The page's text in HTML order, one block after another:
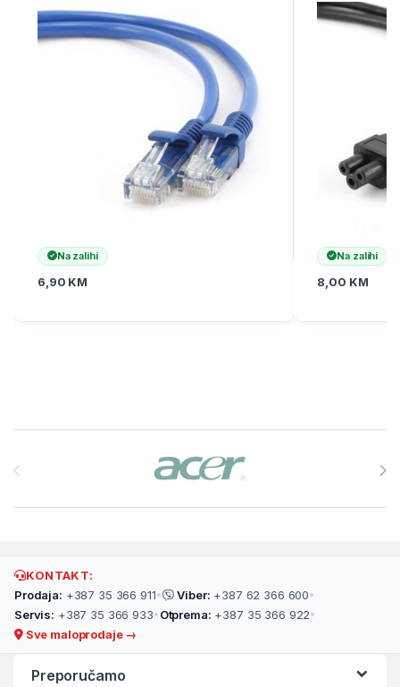
Na zalihi
6,90 KM
Na zalihi
8,00 KM
KONTAKT:
Prodaja: +387 35 366 911• Viber: +387 62 366 600•
Servis: +387 35 366 933• Otprema: +387 35 366 922•
Sve maloprodaje →
Preporučamo